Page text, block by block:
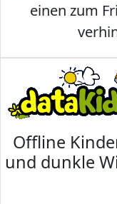
einen zum
Offline
und dunkle